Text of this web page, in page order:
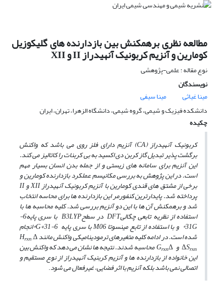
مطالعه نظری برهمکنش بین بازدارنده های گلیکوزیل
کومارین و آنزیم کربونیک آنهیدراز II و XII
نوع مقاله : علمی-پژوهشی
نویسندگان
مینا غیاثی
مینا سیفی
دانشکده فیزیک و شیمی، گروه شیمی، دانشگاه الزهرا، تهران، ایران
چکیده
کربونیک آنهیدراز (CA) آنزیم دارای فلز روی می­ باشد که واکنش
برگشت ­پذیر تبدیل گاز کربن دی اکسید به بی­ کربنات را کاتالیز می­ کند.
این آنزیم برای سامانه­ های زیستی و از جمله بدن انسان بسیار مهم
است. در این پژوهش به بررسی مکانیسم عملکرد بازدارنده کومارین و
برخی از مشتق­ های قندی کومارین‌ با آنزیم کربونیک آنهیدراز XII و II
پرداخته شد. پایدارترین کنفورمر این بازدارنده­ ها برای محاسه انتخاب
شد و برهم­کنش آن­ ها با این دو آنزیم بررسی شد. کلیه محاسبه­ ها با
استفاده از نظریه تابعی چگالیDFT در سطحB3LYP با سری پایه6-
31G* و با استفاده از تابع مینسوتا M06 با سری پایه 6-31+G*انجام
شده است. در ادامه کلیه متغیرهای ترمودینامیکی واکنش مانند ∆H rxn°,
∆Srxn ° و ∆Grxn ° محاسبه شدند. نتیجه­ ها نشان می­ دهد که واکنش بین
این خانواده از بازدارنده ها و آنزیم کربنیک آنهیدراز از نوع مستقیم و
اتصالی نمی ­باشد بلکه آنزیم با اثر فضایی، غیرفعال می ­شود.